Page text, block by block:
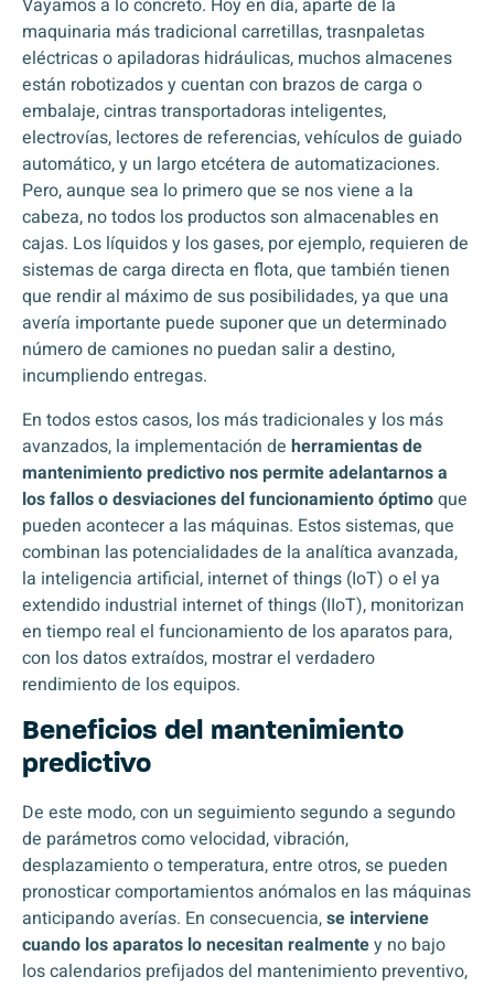
Vayamos a lo concreto. Hoy en día, aparte de la
maquinaria más tradicional carretillas, trasnpaletas
eléctricas o apiladoras hidráulicas, muchos almacenes
están robotizados y cuentan con brazos de carga o
embalaje, cintras transportadoras inteligentes,
electrovías, lectores de referencias, vehículos de guiado
automático, y un largo etcétera de automatizaciones.
Pero, aunque sea lo primero que se nos viene a la
cabeza, no todos los productos son almacenables en
cajas. Los líquidos y los gases, por ejemplo, requieren de
sistemas de carga directa en flota, que también tienen
que rendir al máximo de sus posibilidades, ya que una
avería importante puede suponer que un determinado
número de camiones no puedan salir a destino,
incumpliendo entregas.
En todos estos casos, los más tradicionales y los más
avanzados, la implementación de herramientas de
mantenimiento predictivo nos permite adelantarnos a
los fallos o desviaciones del funcionamiento óptimoque
pueden acontecer a las máquinas. Estos sistemas, que
combinan las potencialidades de la analítica avanzada,
la inteligencia artificial, internet of things (IoT) o el ya
extendido industrial internet of things (IIoT), monitorizan
en tiempo real el funcionamiento de los aparatos para,
con los datos extraídos, mostrar el verdadero
rendimiento de los equipos.
Beneficios del mantenimiento
predictivo
De este modo, con un seguimiento segundo a segundo
de parámetros como velocidad, vibración,
desplazamiento o temperatura, entre otros, se pueden
pronosticar comportamientos anómalos en las máquinas
anticipando averías. En consecuencia,se interviene
cuando los aparatos lo necesitan realmentey no bajo
los calendarios prefijados del mantenimiento preventivo,